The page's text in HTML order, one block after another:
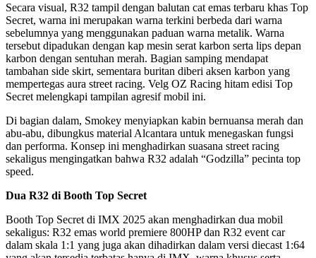
Secara visual, R32 tampil dengan balutan cat emas terbaru khas Top
Secret, warna ini merupakan warna terkini berbeda dari warna
sebelumnya yang menggunakan paduan warna metalik. Warna
tersebut dipadukan dengan kap mesin serat karbon serta lips depan
karbon dengan sentuhan merah. Bagian samping mendapat
tambahan side skirt, sementara buritan diberi aksen karbon yang
mempertegas aura street racing. Velg OZ Racing hitam edisi Top
Secret melengkapi tampilan agresif mobil ini.
Di bagian dalam, Smokey menyiapkan kabin bernuansa merah dan
abu-abu, dibungkus material Alcantara untuk menegaskan fungsi
dan performa. Konsep ini menghadirkan suasana street racing
sekaligus mengingatkan bahwa R32 adalah “Godzilla” pecinta top
speed.
Dua R32 di Booth Top Secret
Booth Top Secret di IMX 2025 akan menghadirkan dua mobil
sekaligus: R32 emas world premiere 800HP dan R32 event car
dalam skala 1:1 yang juga akan dihadirkan dalam versi diecast 1:64